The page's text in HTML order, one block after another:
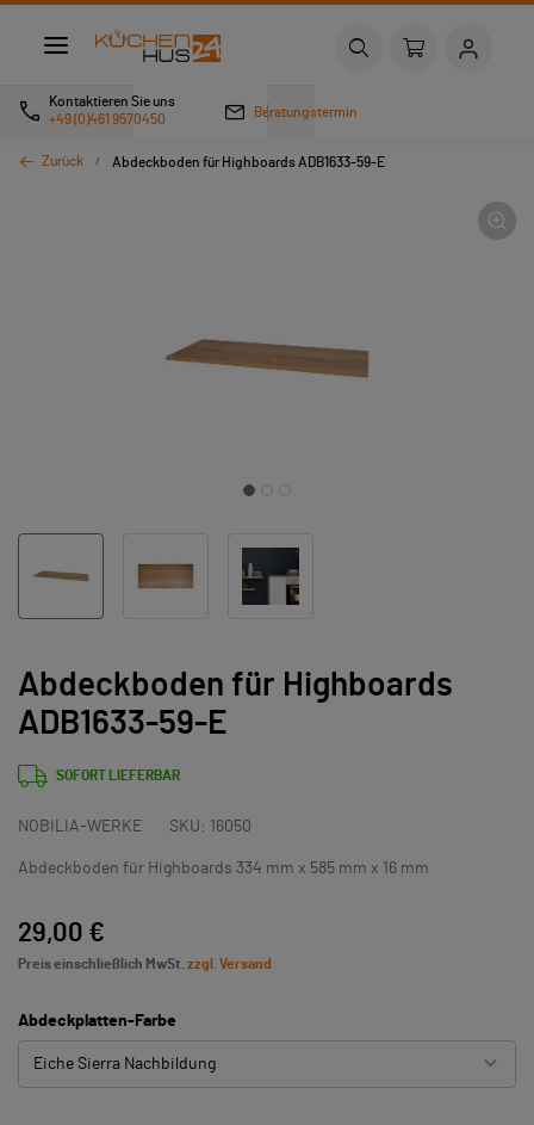
Kontaktieren Sie uns
+49 (0)461 9570450
Beratungstermin
Zurück Abdeckboden für Highboards ADB1633-59-E
Abdeckboden für Highboards
ADB1633-59-E
SOFORT LIEFERBAR
NOBILIA-WERKE SKU: 16050
Abdeckboden für Highboards 334 mm x 585 mm x 16 mm
29,00 €
Preis einschließlich MwSt. zzgl. Versand
Abdeckplatten-Farbe
Eiche Sierra Nachbildung